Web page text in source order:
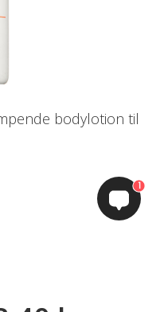
bodylotion til
1